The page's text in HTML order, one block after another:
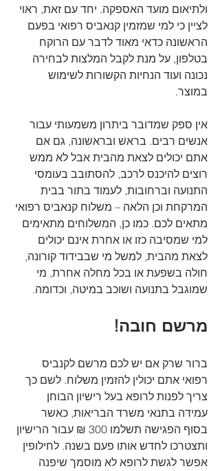
ולתיאום מועד האספקה. יחד עם זאת, ראוי
לציין כי למי שמזמין קנאביס רפואי בפעם
הראשונה כדאי מאוד לדבר עם הרוקח
בטלפון, על מנת לקבל המלצות לבחירה
נכונה ועוד הנחיות הקשורות לשימוש
במוצר.
אין ספק שמדובר ביתרון משמעותי עבור
אנשים רבים. בראש ובראשונה, גם אם
אתם יכולים לצאת מהבית אבל לא ממש
רוצים להיכנס לרכב, להסתובב בעומסי
התנועה וברחובות, לעמוד בתור בבית
המרקחת וכן הלאה – משלוח קנאביס רפואי
מתאים לכם. כמו כן, המשלוחים מתאימים
למי שמסיבה כזו או אחרת אינם יכולים
לצאת מהבית, למשל מי שבבידוד קורונה,
חולה בשפעת או בכל מחלה אחרת, מי
שמוגבל בתנועה ושוכב במיטה, וכדומה.
מרשם חובה!
ברור שרק אם יש לכם מרשם לקנביס
רפואי אתם יכולין להזמין משלוח. לשם כך
צריך לפנות לרופא בעל רישיון הבוחן
עמידה בתנאי משרד הבריאות, כאשר
בסוף הפגישה תשלמו 300 ₪ עבור הרישיון
ותצטרכו לחדש אותו פעם בשנה. לחילופין
אפשר לגשת לרופא לא מוסמך שיפנה